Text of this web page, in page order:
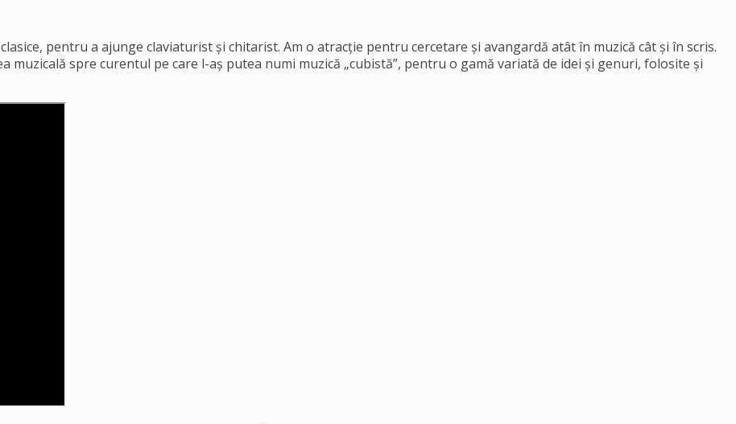
pentru a ajunge claviaturist și chitarist. Am o atracție pentru cercetare și avangardă atât în muzică cât și în scris.
muzicală spre curentul pe care l-aș putea numi muzică „cubistă”, pentru o gamă variată de idei și genuri, folosite și